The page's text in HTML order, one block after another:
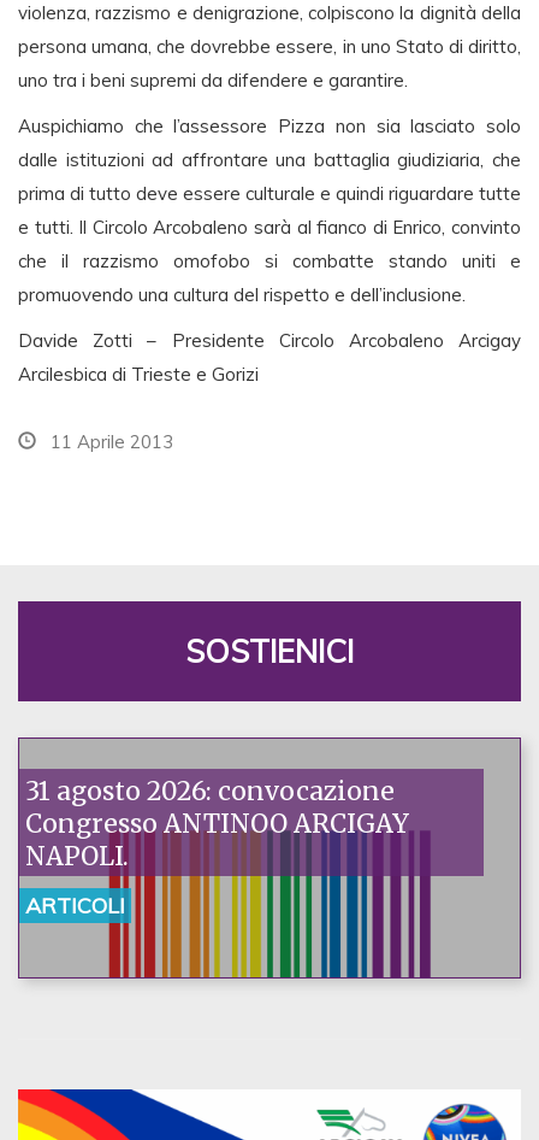
violenza, razzismo e denigrazione, colpiscono la dignità della
persona umana, che dovrebbe essere, in uno Stato di diritto,
uno tra i beni supremi da difendere e garantire.
Auspichiamo che l’assessore Pizza non sia lasciato solo
dalle istituzioni ad affrontare una battaglia giudiziaria, che
prima di tutto deve essere culturale e quindi riguardare tutte
e tutti. Il Circolo Arcobaleno sarà al fianco di Enrico, convinto
che il razzismo omofobo si combatte stando uniti e
promuovendo una cultura del rispetto e dell’inclusione.
Davide Zotti – Presidente Circolo Arcobaleno Arcigay
Arcilesbica di Trieste e Gorizi
11 Aprile 2013
SOSTIENICI
31 agosto 2026: convocazione
Congresso ANTINOO ARCIGAY
NAPOLI.
ARTICOLI